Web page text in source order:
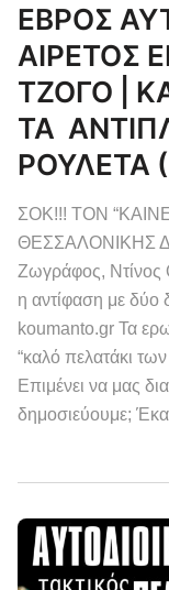
ΕΒΡΟΣ
ΑΙΡΕΤΟΣ
ΤΖΟΓΟ |
ΤΑ
ΡΟΥΛΕΤΑ
ΣΟΚ!!! ΤΟΝ
ΘΕΣΣΑΛΟΝΙΚΗΣ
Ζωγράφος, Ντίνος
η αντίφαση με δύο
koumanto.gr Τα
“καλό πελατάκι
Επιμένει να μας
δημοσιεύουμε;